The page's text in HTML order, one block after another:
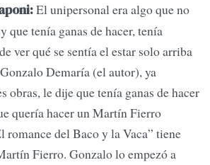
El unipersonal era algo que no
que tenía ganas de hacer, tenía
ver qué se sentía el estar solo arriba
Demaría (el autor), ya
obras, le dije que tenía ganas de hacer
quería hacer un Martín Fierro
romance del Baco y la Vaca” tiene
Fierro. Gonzalo lo empezó a